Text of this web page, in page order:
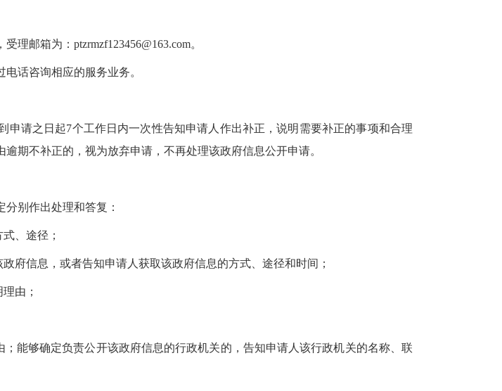
邮箱为：ptzrmzf123456@163.com。
话咨询相应的服务业务。
请之日起7个工作日内一次性告知申请人作出补正，说明需要补正的事项和合理
期不补正的，视为放弃申请，不再处理该政府信息公开申请。
别作出处理和答复：
、途径；
府信息，或者告知申请人获取该政府信息的方式、途径和时间；
由；
能够确定负责公开该政府信息的行政机关的，告知申请人该行政机关的名称、联